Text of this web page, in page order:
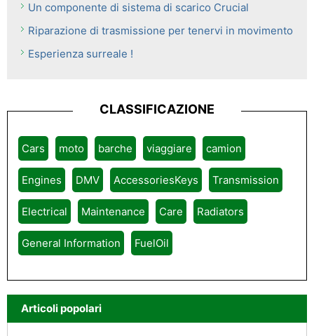
Un componente di sistema di scarico Crucial
Riparazione di trasmissione per tenervi in ​​movimento
Esperienza surreale !
CLASSIFICAZIONE
Cars moto barche viaggiare camion
Engines DMV AccessoriesKeys Transmission
Electrical Maintenance Care Radiators
General Information FuelOil
Articoli popolari